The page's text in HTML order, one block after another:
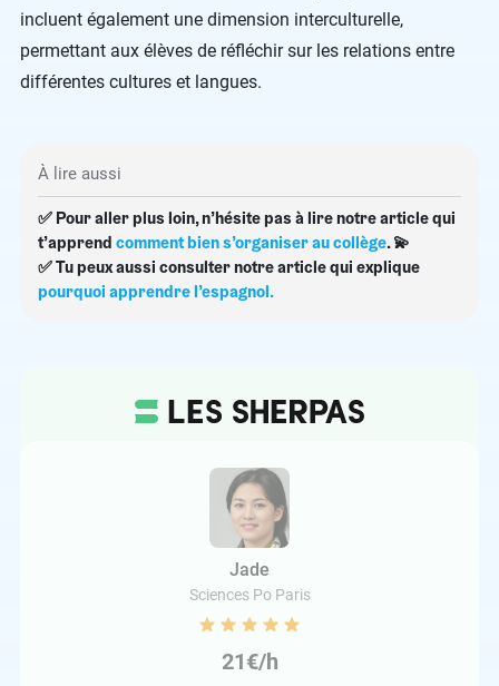
incluent également une dimension interculturelle,
permettant aux élèves de réfléchir sur les relations entre
différentes cultures et langues.
À lire aussi
✅ Pour aller plus loin, n’hésite pas à lire notre article qui
t’apprend comment bien s’organiser au collège. 💫
✅Tu peux aussi consulter notre article qui explique
pourquoi apprendre l’espagnol.
Jade
Sciences Po Paris
21€/h